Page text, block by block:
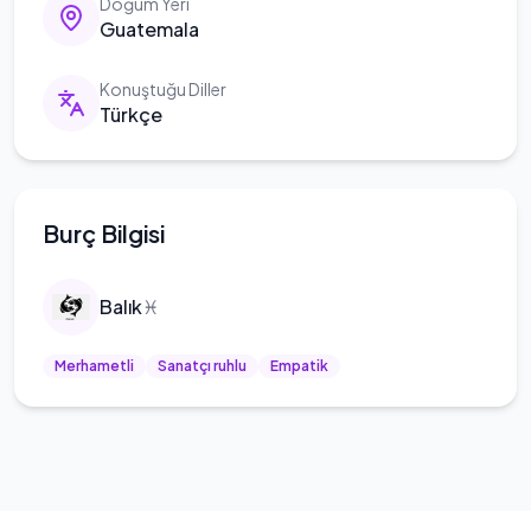
Guatemala
Konuştuğu Diller
Türkçe
Burç Bilgisi
Balık♓
Merhametli Sanatçı ruhlu Empatik